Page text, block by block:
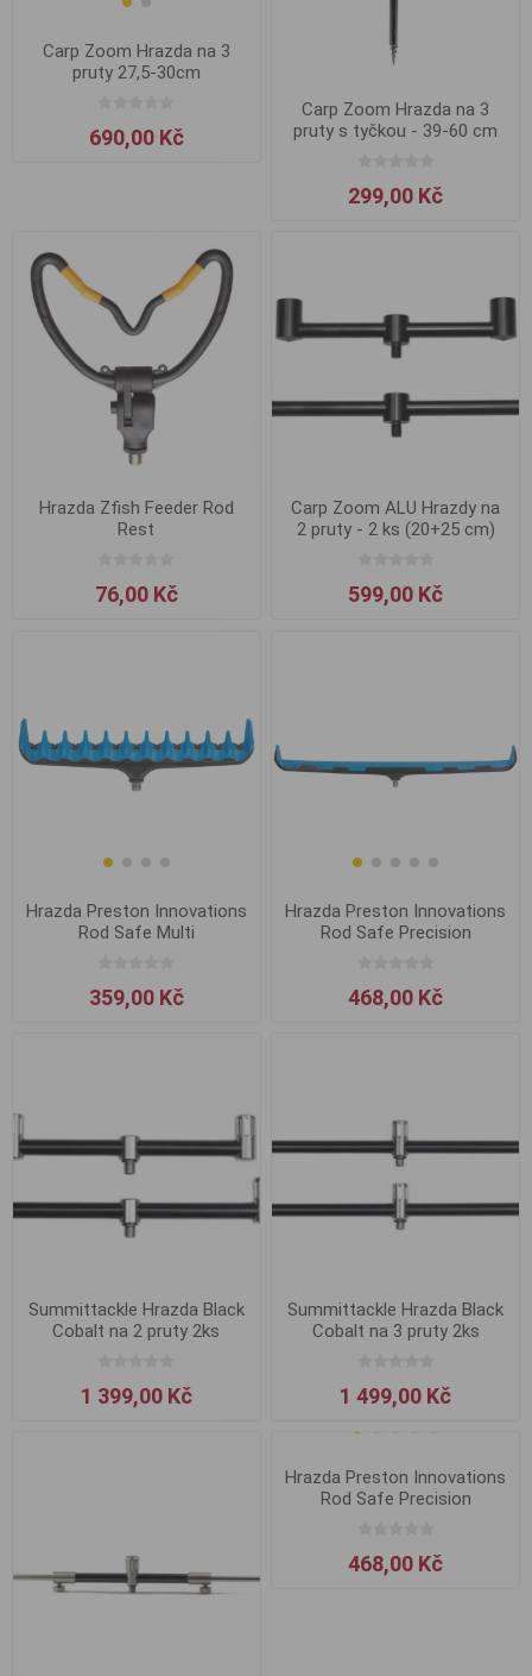
Carp Zoom Hrazda na 3
pruty 27,5-30cm
690,00 Kč
Carp Zoom Hrazda na 3
pruty s tyčkou - 39-60 cm
299,00 Kč
Hrazda Zfish Feeder Rod
Rest
76,00 Kč
Carp Zoom ALU Hrazdy na
2 pruty - 2 ks (20+25 cm)
599,00 Kč
Hrazda Preston Innovations
Rod Safe Multi
359,00 Kč
Hrazda Preston Innovations
Rod Safe Precision
468,00 Kč
Summittackle Hrazda Black
Cobalt na 2 pruty 2ks
1 399,00 Kč
Summittackle Hrazda Black
Cobalt na 3 pruty 2ks
1 499,00 Kč
Hrazda Preston Innovations
Rod Safe Precision
468,00 Kč